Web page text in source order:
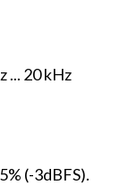
... 20 kHz
(-3dBFS).